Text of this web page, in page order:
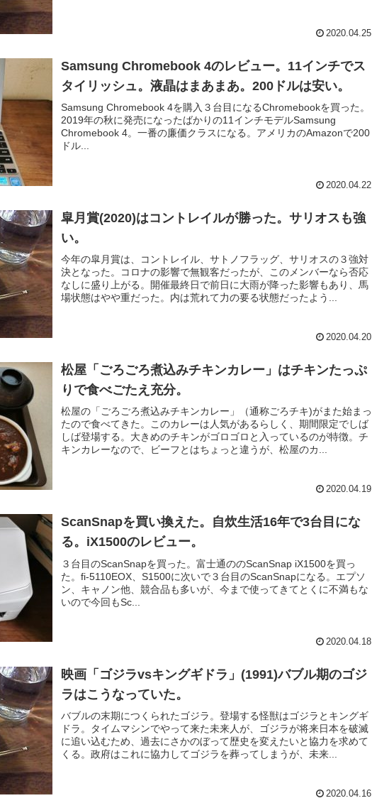
2020.04.25
Samsung Chromebook 4のレビュー。11インチでス
タイリッシュ。液晶はまあまあ。200ドルは安い。
Samsung Chromebook 4を購入３台目になるChromebookを買った。
2019年の秋に発売になったばかりの11インチモデルSamsung
Chromebook 4。一番の廉価クラスになる。アメリカのAmazonで200
ドル...
2020.04.22
皐月賞(2020)はコントレイルが勝った。サリオスも強
い。
今年の皐月賞は、コントレイル、サトノフラッグ、サリオスの３強対
決となった。コロナの影響で無観客だったが、このメンバーなら否応
なしに盛り上がる。開催最終日で前日に大雨が降った影響もあり、馬
場状態はやや重だった。内は荒れて力の要る状態だったよう...
2020.04.20
松屋「ごろごろ煮込みチキンカレー」はチキンたっぷ
りで食べごたえ充分。
松屋の「ごろごろ煮込みチキンカレー」（通称ごろチキ)がまた始まっ
たので食べてきた。このカレーは人気があるらしく、期間限定でしば
しば登場する。大きめのチキンがゴロゴロと入っているのが特徴。チ
キンカレーなので、ビーフとはちょっと違うが、松屋のカ...
2020.04.19
ScanSnapを買い換えた。自炊生活16年で3台目にな
る。iX1500のレビュー。
３台目のScanSnapを買った。富士通ののScanSnap iX1500を買っ
た。fi-5110EOX、S1500に次いで３台目のScanSnapになる。エプソ
ン、キャノン他、競合品も多いが、今まで使ってきてとくに不満もな
いので今回もSc...
2020.04.18
映画「ゴジラvsキングギドラ」(1991)バブル期のゴジ
ラはこうなっていた。
バブルの末期につくられたゴジラ。登場する怪獣はゴジラとキングギ
ドラ。タイムマシンでやって来た未来人が、ゴジラが将来日本を破滅
に追い込むため、過去にさかのぼって歴史を変えたいと協力を求めて
くる。政府はこれに協力してゴジラを葬ってしまうが、未来...
2020.04.16